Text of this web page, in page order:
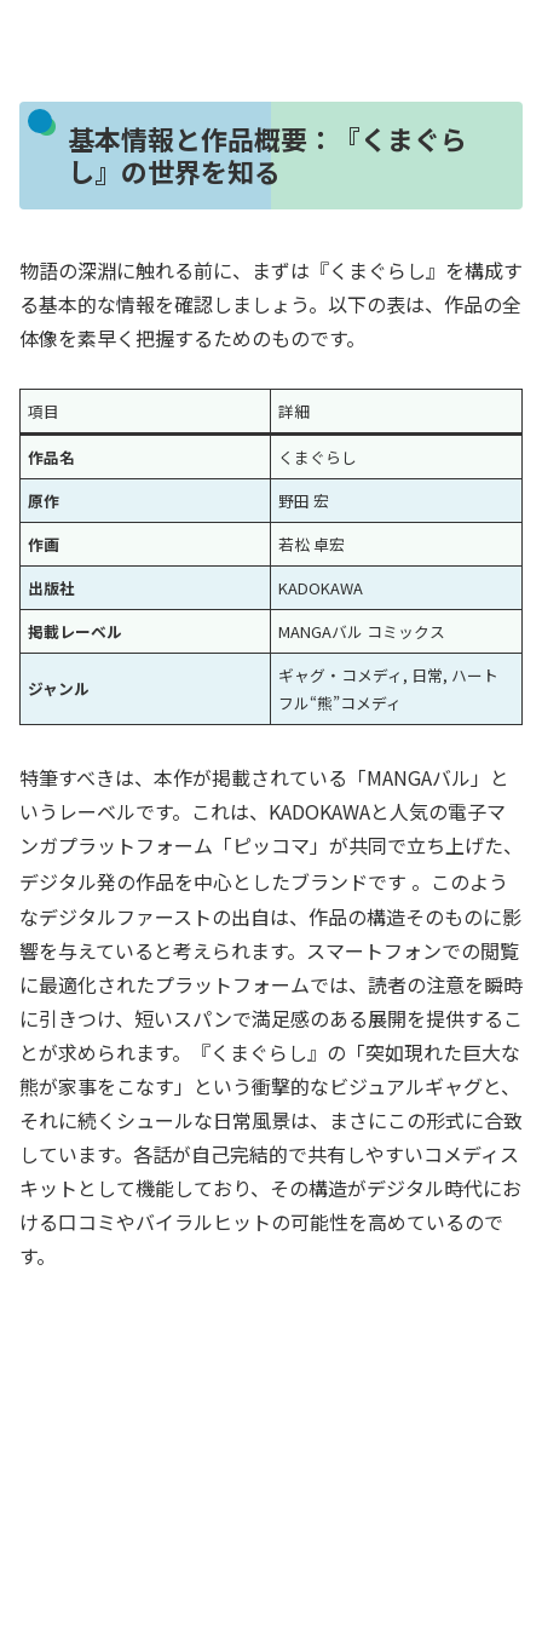
基本情報と作品概要：『くまぐら
し』の世界を知る
物語の深淵に触れる前に、まずは『くまぐらし』を構成す
る基本的な情報を確認しましょう。以下の表は、作品の全
体像を素早く把握するためのものです。
項目
詳細
作品名
くまぐらし
原作
野田 宏
作画
若松 卓宏
出版社
KADOKAWA
掲載レーベル
MANGAバル コミックス
ジャンル
ギャグ・コメディ, 日常, ハート
フル“熊”コメディ
特筆すべきは、本作が掲載されている「MANGAバル」と
いうレーベルです。これは、KADOKAWAと人気の電子マ
ンガプラットフォーム「ピッコマ」が共同で立ち上げた、
デジタル発の作品を中心としたブランドです 。このよう
なデジタルファーストの出自は、作品の構造そのものに影
響を与えていると考えられます。スマートフォンでの閲覧
に最適化されたプラットフォームでは、読者の注意を瞬時
に引きつけ、短いスパンで満足感のある展開を提供するこ
とが求められます。『くまぐらし』の「突如現れた巨大な
熊が家事をこなす」という衝撃的なビジュアルギャグと、
それに続くシュールな日常風景は、まさにこの形式に合致
しています。各話が自己完結的で共有しやすいコメディス
キットとして機能しており、その構造がデジタル時代にお
ける口コミやバイラルヒットの可能性を高めているので
す。